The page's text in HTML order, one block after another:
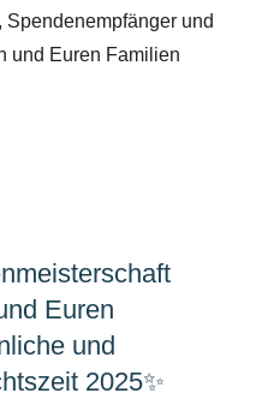
und
und Euren Familien
Euren
und
2025✨